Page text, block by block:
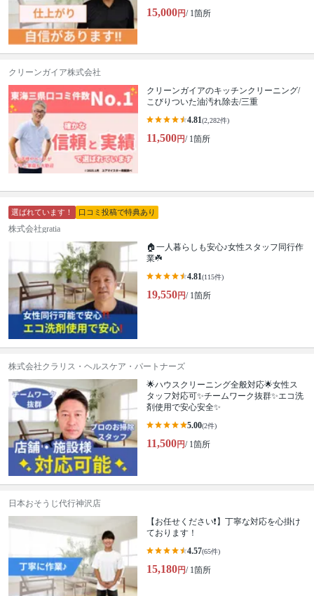
15,000円/ 1箇所
クリーンガイア株式会社
クリーンガイアのキッチンクリーニング/
こびりついた油汚れ除去/三重
4.81(2,282件)
11,500円/ 1箇所
選ばれています！ 口コミ投稿で特典あり
株式会社gratia
🏠一人暮らしも安心♪女性スタッフ同行作
業☘️
4.81(115件)
19,550円/ 1箇所
株式会社クラリス・ヘルスケア・パートナーズ
🌟ハウスクリーニング全般対応🌟女性ス
タッフ対応可✨チームワーク抜群✨エコ洗
剤使用で安心安全✨
5.00(2件)
11,500円/ 1箇所
日本おそうじ代行神沢店
【お任せください❗️】丁寧な対応を心掛け
ております！
4.57(65件)
15,180円/ 1箇所